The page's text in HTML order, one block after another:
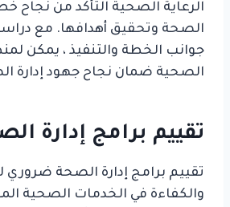
الرعاية الصحية التأكد من نجاح
الصحة وتحقيق أهدافها. مع
جوانب الخطة والتنفيذ ، يمكن
الصحية ضمان نجاح جهود إدارة
تقييم برامج إدارة
تقييم برامج إدارة الصحة ضروري
والكفاءة في الخدمات الصحية